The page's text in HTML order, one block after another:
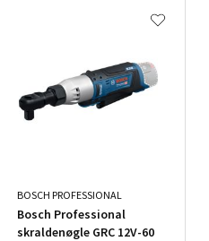
BOSCH PROFESSIONAL
Bosch Professional
skraldenøgle GRC 12V-60